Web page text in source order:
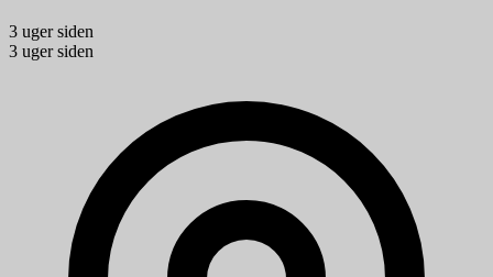
3 uger siden
3 uger siden